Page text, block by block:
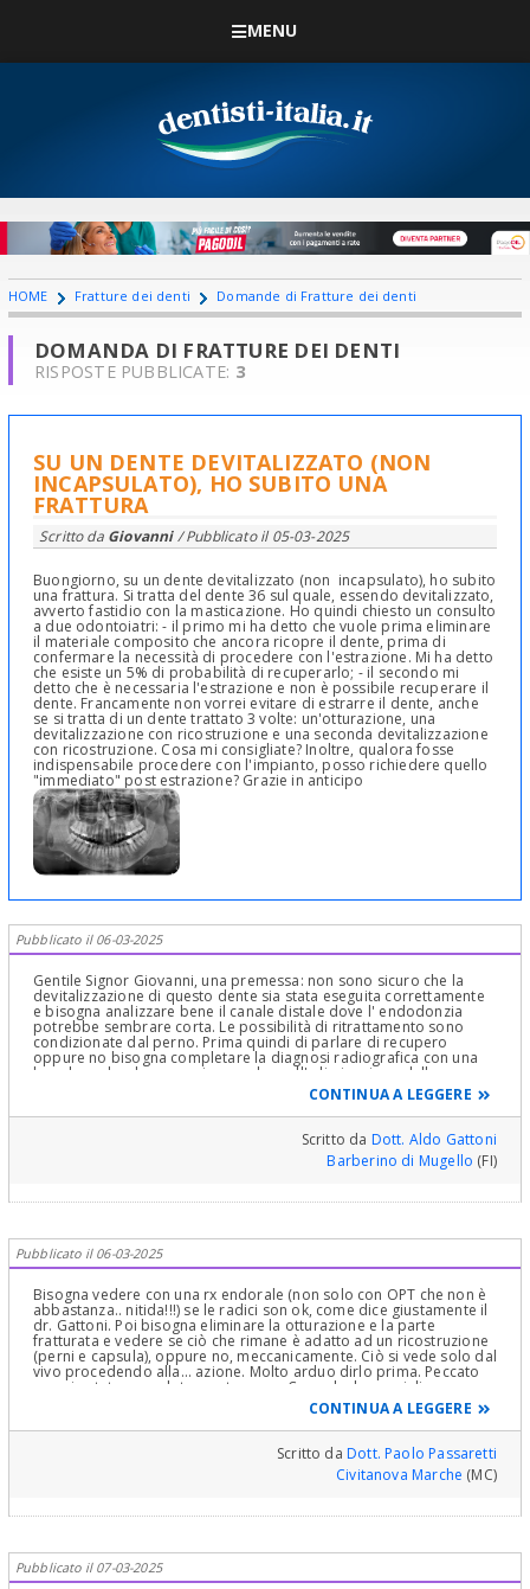
MENU
HOME Fratture dei denti Domande di Fratture dei denti
DOMANDA DI FRATTURE DEI DENTI
RISPOSTE PUBBLICATE: 3
SU UN DENTE DEVITALIZZATO (NON
INCAPSULATO), HO SUBITO UNA
FRATTURA
Scritto da Giovanni/ Pubblicato il 05-03-2025
Buongiorno, su un dente devitalizzato (non incapsulato), ho subito
una frattura. Si tratta del dente 36 sul quale, essendo devitalizzato,
avverto fastidio con la masticazione. Ho quindi chiesto un consulto
a due odontoiatri: - il primo mi ha detto che vuole prima eliminare
il materiale composito che ancora ricopre il dente, prima di
confermare la necessità di procedere con l'estrazione. Mi ha detto
che esiste un 5% di probabilità di recuperarlo; - il secondo mi
detto che è necessaria l'estrazione e non è possibile recuperare il
dente. Francamente non vorrei evitare di estrarre il dente, anche
se si tratta di un dente trattato 3 volte: un'otturazione, una
devitalizzazione con ricostruzione e una seconda devitalizzazione
con ricostruzione. Cosa mi consigliate? Inoltre, qualora fosse
indispensabile procedere con l'impianto, posso richiedere quello
"immediato" post estrazione? Grazie in anticipo
Pubblicato il 06-03-2025
Gentile Signor Giovanni, una premessa: non sono sicuro che la
devitalizzazione di questo dente sia stata eseguita correttamente
e bisogna analizzare bene il canale distale dove l' endodonzia
potrebbe sembrare corta. Le possibilità di ritrattamento sono
condizionate dal perno. Prima quindi di parlare di recupero
oppure no bisogna completare la diagnosi radiografica con una
banale endorale, per poi procedere all' eliminazione della
ricostruzione e a quel punto prendere una decisione certamente
CONTINUA A LEGGERE
Scritto da Dott. Aldo Gattoni
Barberino di Mugello (FI)
Pubblicato il 06-03-2025
Bisogna vedere con una rx endorale (non solo con OPT che non è
abbastanza.. nitida!!!) se le radici son ok, come dice giustamente il
dr. Gattoni. Poi bisogna eliminare la otturazione e la parte
fratturata e vedere se ciò che rimane è adatto ad un ricostruzione
(perni e capsula), oppure no, meccanicamente. Ciò si vede solo dal
vivo procedendo alla... azione. Molto arduo dirlo prima. Peccato
non sia stato capsulato per tempo... Cosa che le consiglio per
l'altro elemento devitalizzato, il 45: ogni dente devitalizzato va di
obbligo capsulato per evitare che si sgretoli in modo irreversibile.
Ci son altre carie, specie il 46, da trattare quanto prima.
CONTINUA A LEGGERE
Scritto daDott. Paolo Passaretti
Civitanova Marche (MC)
Pubblicato il 07-03-2025